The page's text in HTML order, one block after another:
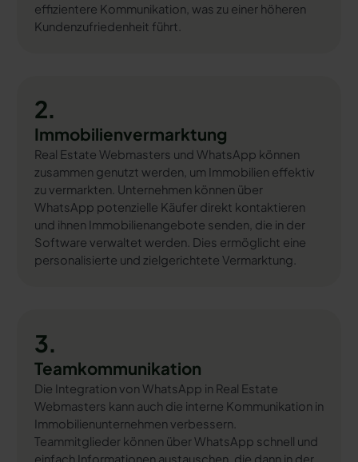
effizientere Kommunikation, was zu einer höheren
Kundenzufriedenheit führt.
2.
Immobilienvermarktung
Real Estate Webmasters und WhatsApp können
zusammen genutzt werden, um Immobilien effektiv
zu vermarkten. Unternehmen können über
WhatsApp potenzielle Käufer direkt kontaktieren
und ihnen Immobilienangebote senden, die in der
Software verwaltet werden. Dies ermöglicht eine
personalisierte und zielgerichtete Vermarktung.
3.
Teamkommunikation
Die Integration von WhatsApp in Real Estate
Webmasters kann auch die interne Kommunikation in
Immobilienunternehmen verbessern.
Teammitglieder können über WhatsApp schnell und
einfach Informationen austauschen, die dann in der